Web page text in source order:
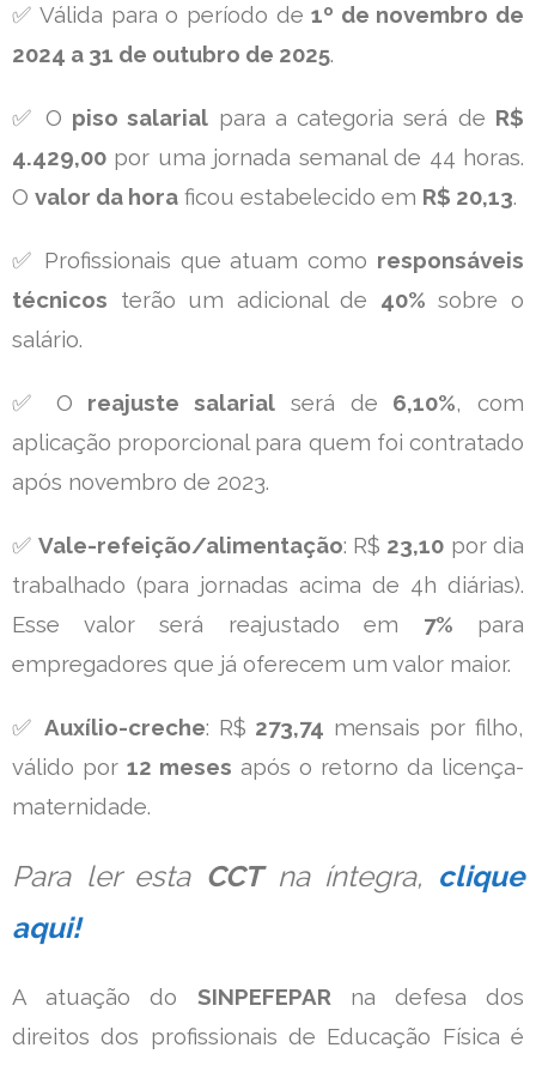
✅ Válida para o período de1º de novembro de
2024 a 31 de outubro de 2025.
✅ O piso salarial para a categoria será de R$
4.429,00 por uma jornada semanal de 44 horas.
O valor da hora ficou estabelecido em R$ 20,13.
✅ Profissionais que atuam como responsáveis
técnicos terão um adicional de 40% sobre o
salário.
✅ O reajuste salarial será de 6,10%, com
aplicação proporcional para quem foi contratado
após novembro de 2023.
✅ Vale-refeição/alimentação: R$ 23,10 por dia
trabalhado (para jornadas acima de 4h diárias).
Esse valor será reajustado em 7% para
empregadores que já oferecem um valor maior.
✅ Auxílio-creche: R$ 273,74 mensais por filho,
válido por 12 meses após o retorno da licença-
maternidade.
Para ler esta CCTna íntegra, clique
aqui!
A atuação do SINPEFEPAR na defesa dos
direitos dos profissionais de Educação Física é